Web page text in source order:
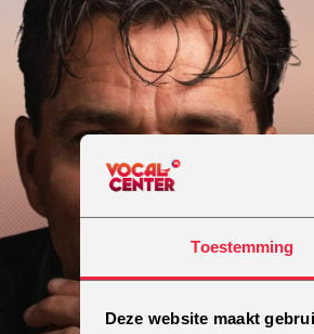
Toestemming
Deze website maakt